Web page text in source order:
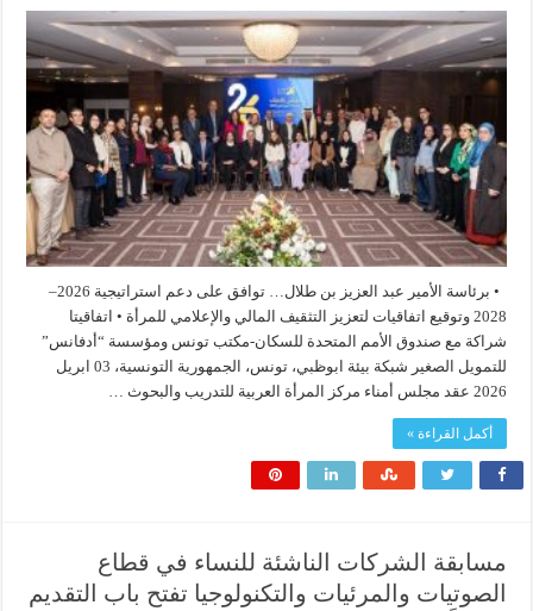
• برئاسة الأمير عبد العزيز بن طلال… توافق على دعم استراتيجية 2026–
2028 وتوقيع اتفاقيات لتعزيز التثقيف المالي والإعلامي للمرأة • اتفاقيتا
شراكة مع صندوق الأمم المتحدة للسكان-مكتب تونس ومؤسسة “أدفانس”
للتمويل الصغير شبكة بيئة ابوظبي، تونس، الجمهورية التونسية، 03 ابريل
2026 عقد مجلس أمناء مركز المرأة العربية للتدريب والبحوث …
أكمل القراءة »
مسابقة الشركات الناشئة للنساء في قطاع
الصوتيات والمرئيات والتكنولوجيا تفتح باب التقديم